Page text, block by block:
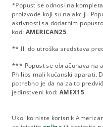
*Popust se odnosi na
proizvode koji su na akciji.
aktivnosti sa dodatnim
kod: AMERICAN25.
** Ili do utroška sredstava
*** Popust se obračunava na
Philips mali kućanski aparati.
potrebno je da na za to
jedinstveni kod: AMEX15.
Ukoliko niste korisnik